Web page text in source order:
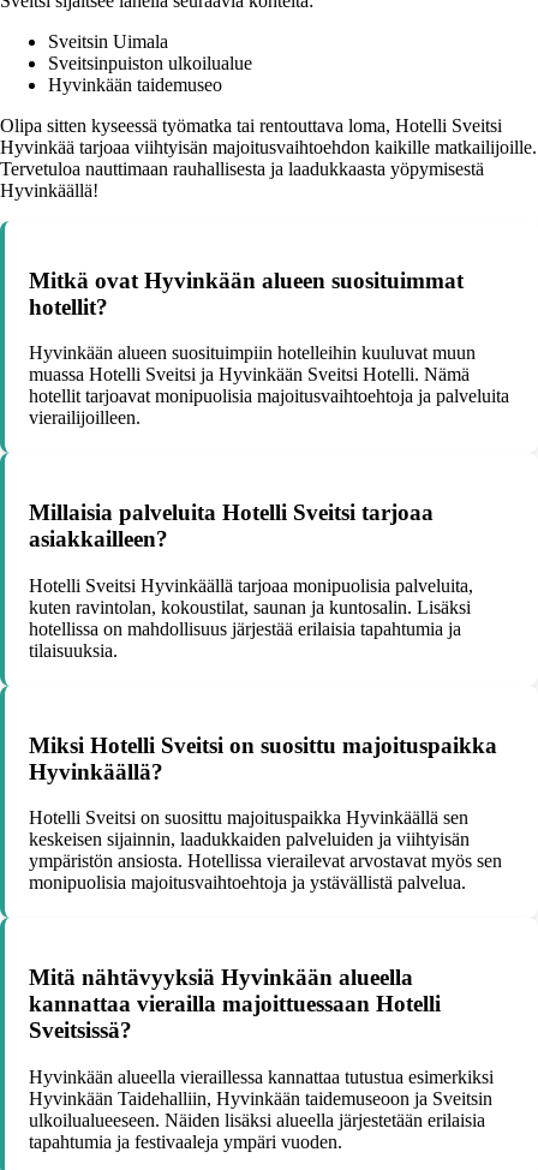
Sveitsin Uimala
Sveitsinpuiston ulkoilualue
Hyvinkään taidemuseo
Olipa sitten kyseessä työmatka tai rentouttava loma, Hotelli Sveitsi
Hyvinkää tarjoaa viihtyisän majoitusvaihtoehdon kaikille matkailijoille.
Tervetuloa nauttimaan rauhallisesta ja laadukkaasta yöpymisestä
Hyvinkäällä!
Mitkä ovat Hyvinkään alueen suosituimmat
hotellit?
Hyvinkään alueen suosituimpiin hotelleihin kuuluvat muun
muassa Hotelli Sveitsi ja Hyvinkään Sveitsi Hotelli. Nämä
hotellit tarjoavat monipuolisia majoitusvaihtoehtoja ja palveluita
vierailijoilleen.
Millaisia palveluita Hotelli Sveitsi tarjoaa
asiakkailleen?
Hotelli Sveitsi Hyvinkäällä tarjoaa monipuolisia palveluita,
kuten ravintolan, kokoustilat, saunan ja kuntosalin. Lisäksi
hotellissa on mahdollisuus järjestää erilaisia tapahtumia ja
tilaisuuksia.
Miksi Hotelli Sveitsi on suosittu majoituspaikka
Hyvinkäällä?
Hotelli Sveitsi on suosittu majoituspaikka Hyvinkäällä sen
keskeisen sijainnin, laadukkaiden palveluiden ja viihtyisän
ympäristön ansiosta. Hotellissa vierailevat arvostavat myös sen
monipuolisia majoitusvaihtoehtoja ja ystävällistä palvelua.
Mitä nähtävyyksiä Hyvinkään alueella
kannattaa vierailla majoittuessaan Hotelli
Sveitsissä?
Hyvinkään alueella vieraillessa kannattaa tutustua esimerkiksi
Hyvinkään Taidehalliin, Hyvinkään taidemuseoon ja Sveitsin
ulkoilualueeseen. Näiden lisäksi alueella järjestetään erilaisia
tapahtumia ja festivaaleja ympäri vuoden.